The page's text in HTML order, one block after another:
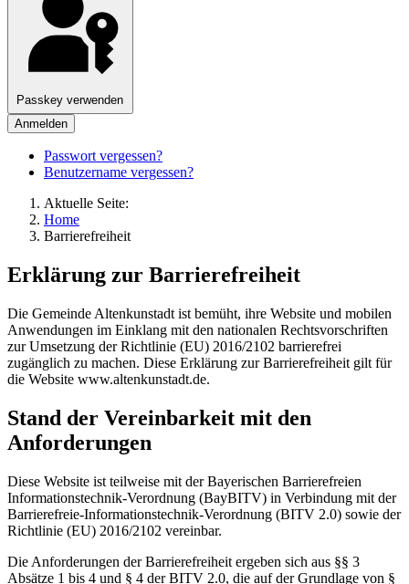
Passkey verwenden
Anmelden
Passwort vergessen?
Benutzername vergessen?
Aktuelle Seite:
Home
Barrierefreiheit
Erklärung zur Barrierefreiheit
Die Gemeinde Altenkunstadt ist bemüht, ihre Website und mobilen
Anwendungen im Einklang mit den nationalen Rechtsvorschriften
zur Umsetzung der Richtlinie (EU) 2016/2102 barrierefrei
zugänglich zu machen. Diese Erklärung zur Barrierefreiheit gilt für
die Website www.altenkunstadt.de.
Stand der Vereinbarkeit mit den
Anforderungen
Diese Website ist teilweise mit der Bayerischen Barrierefreien
Informationstechnik-Verordnung (BayBITV) in Verbindung mit der
Barrierefreie-Informationstechnik-Verordnung (BITV 2.0) sowie der
Richtlinie (EU) 2016/2102 vereinbar.
Die Anforderungen der Barrierefreiheit ergeben sich aus §§ 3
Absätze 1 bis 4 und § 4 der BITV 2.0, die auf der Grundlage von §